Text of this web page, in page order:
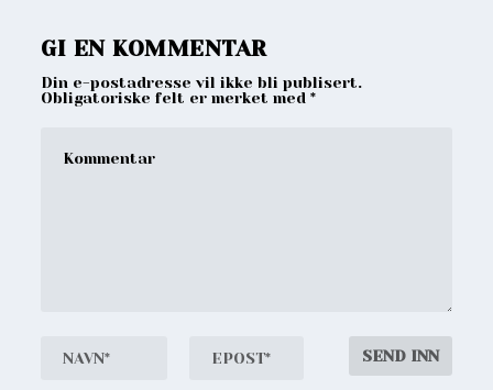
GI EN KOMMENTAR
Din e-postadresse vil ikke bli publisert.
Obligatoriske felt er merket med*